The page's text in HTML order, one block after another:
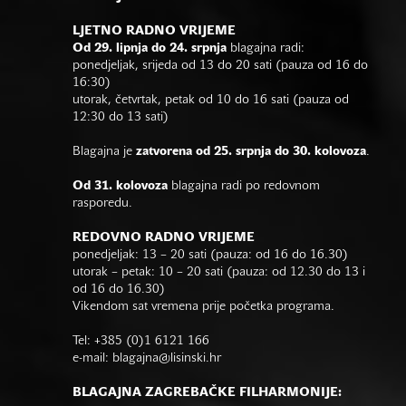
LJETNO RADNO VRIJEME
Od 29. lipnja do 24. srpnja blagajna radi:
ponedjeljak, srijeda od 13 do 20 sati (pauza od 16 do
16:30)
utorak, četvrtak, petak od 10 do 16 sati (pauza od
12:30 do 13 sati)
Blagajna je zatvorena od 25. srpnja do 30. kolovoza.
Od 31. kolovoza blagajna radi po redovnom
rasporedu.
REDOVNO RADNO VRIJEME
ponedjeljak: 13 – 20 sati (pauza: od 16 do 16.30)
utorak – petak: 10 – 20 sati (pauza: od 12.30 do 13 i
od 16 do 16.30)
Vikendom sat vremena prije početka programa.
Tel: +385 (0)1 6121 166
e-mail: blagajna@lisinski.hr
BLAGAJNA ZAGREBAČKE FILHARMONIJE: